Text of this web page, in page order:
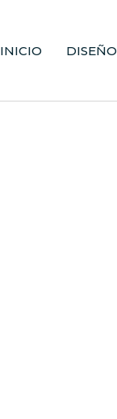
INICIO DISEÑO